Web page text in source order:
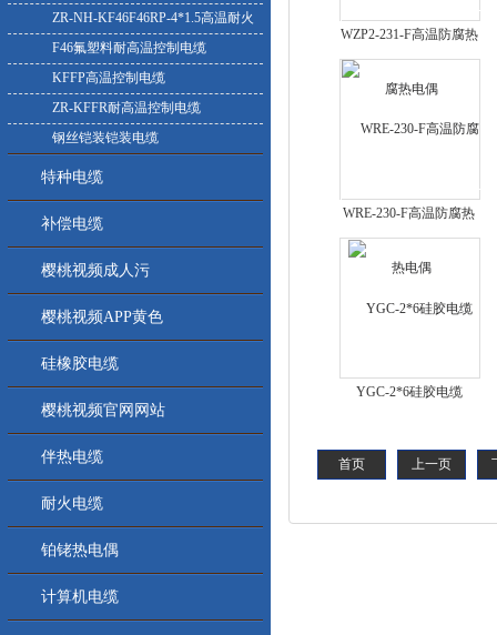
ZR-NH-KF46F46RP-4*1.5高温耐火
控制电缆
F46氟塑料耐高温控制电缆
KFFP高温控制电缆
ZR-KFFR耐高温控制电缆
钢丝铠装铠装电缆
特种电缆
补偿电缆
樱桃视频成人污
樱桃视频APP黄色
硅橡胶电缆
樱桃视频官网网站
伴热电缆
耐火电缆
铂铑热电偶
计算机电缆
WZP2-231-F高温防腐热
电偶
WRE-230-F高温防腐热
电偶
YGC-2*6硅胶电缆
首页 上一页